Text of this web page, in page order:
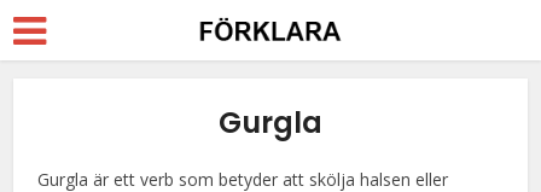
Gurgla
Gurgla är ett verb som betyder att skölja halsen eller